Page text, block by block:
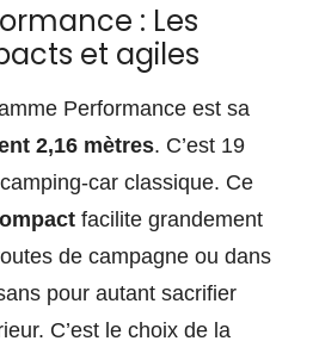
: Les
et agiles
Performance est sa
2,16 mètres. C’est 19
car classique. Ce
facilite grandement
de campagne ou dans
pour autant sacrifier
C’est le choix de la